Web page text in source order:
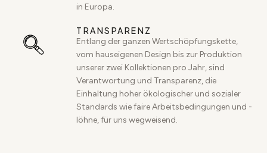
in Europa.
TRANSPARENZ
Entlang der ganzen Wertschöpfungskette,
vom hauseigenen Design bis zur Produktion
unserer zwei Kollektionen pro Jahr, sind
Verantwortung und Transparenz, die
Einhaltung hoher ökologischer und sozialer
Standards wie faire Arbeitsbedingungen und -
löhne, für uns wegweisend.